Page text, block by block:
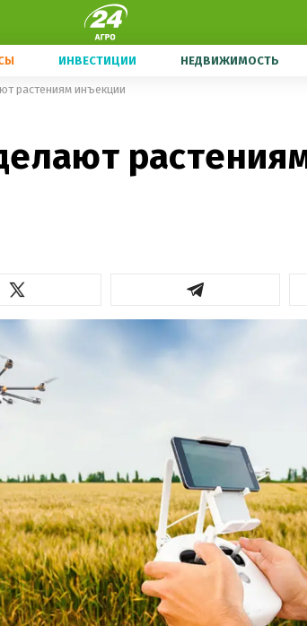
ИНВЕСТИЦИИ НЕДВИЖИМОСТЬ
растениям инъекции